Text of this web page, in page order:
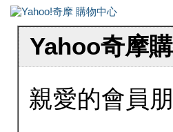
Yahoo奇摩
親愛的會員